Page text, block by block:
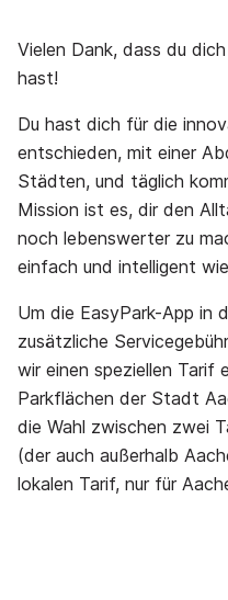
Vielen Dank, dass du
hast!
Du hast dich für die
entschieden, mit einer
Städten, und täglich
Mission ist es, dir den
noch lebenswerter zu
einfach und intelligent
Um die EasyPark-App in
zusätzliche
wir einen speziellen Tarif
Parkflächen der Stadt
die Wahl zwischen zwei
(der auch außerhalb
lokalen Tarif, nur für